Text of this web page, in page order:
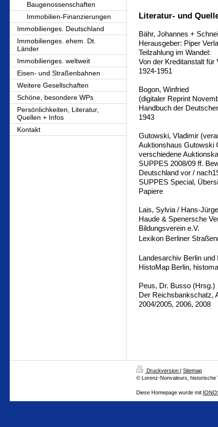
Baugenossenschaften
Immobilien-Finanzierungen
Immobilienges. Deutschland
Immobilienges. ehem. Dt.
Länder
Immobilienges. weltweit
Eisen- und Straßenbahnen
Weitere Gesellschaften
Schöne, besondere WPs
Persönlichkeiten, Literatur,
Quellen + Infos
Kontakt
Literatur- und
Bähr, Johannes +
Herausgeber: Piper
Teilzahlung im Wandel:
Von der Kreditanstalt
1924-1951
Bogon, Winfried
(digitaler Reprint
Handbuch der
1943
Gutowski, Vladimir
Auktionshaus Gutowski
verschiedene
SUPPES 2008/09 ff.
Deutschland vor /
SUPPES Special,
Papiere
Lais, Sylvia / Hans-
Haude & Spenersche
Bildungsverein e.V.
Lexikon Berliner
Landesarchiv Berlin
HistoMap Berlin,
Peus, Dr. Busso (Hrsg.)
Der Reichsbankschatz,
2004/2005, 2006, 2008
Druckversion | Sitemap
© Lorenz-Nonvaleurs, historische
Diese Homepage wurde mit